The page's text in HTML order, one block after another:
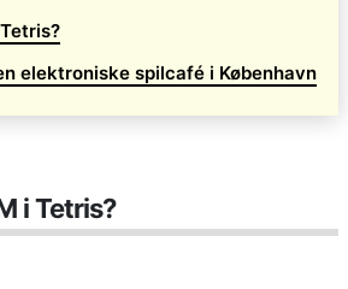
elektroniske spilcafé i København
i Tetris?